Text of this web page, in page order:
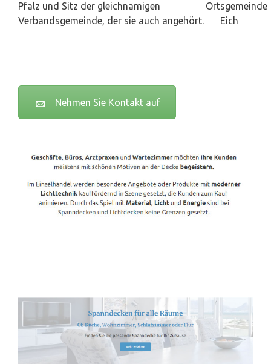
Pfalz und Sitz der gleichnamigen
Verbandsgemeinde, der sie auch angehört.
Nehmen Sie Kontakt auf